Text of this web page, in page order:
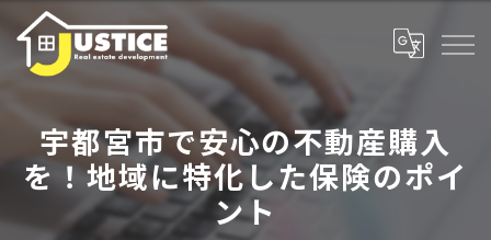
宇都宮市で安心の不動産購入
を！地域に特化した保険のポイ
ント